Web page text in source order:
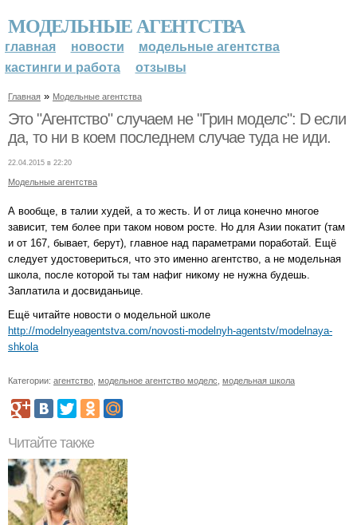
МОДЕЛЬНЫЕ АГЕНТСТВА
главная новости
модельные агентства
кастинги и работа
отзывы
Главная » Модельные агентства
Это "Агентство" случаем не "Грин моделс": D если
да, то ни в коем последнем случае туда не иди.
22.04.2015 в 22:20
Модельные агентства
А вообще, в талии худей, а то жесть. И от лица конечно многое
зависит, тем более при таком новом росте. Но для Азии покатит (там
и от 167, бывает, берут), главное над параметрами поработай. Ещё
следует удостовериться, что это именно агентство, а не модельная
школа, после которой ты там нафиг никому не нужна будешь.
Заплатила и досвиданьице.
Ещё читайте новости о модельной школе
http://modelnyeagentstva.com/novosti-modelnyh-agentstv/modelnaya-
shkola
Категории: агентство модельное агентство моделс модельная школа
Читайте также